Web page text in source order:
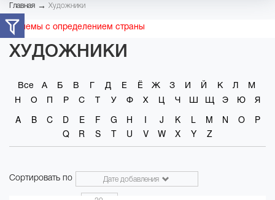
Главная → Художники
Проблемы с определением страны
ХУДОЖНИКИ
Все А Б В Г Д Е Ё Ж З И Й К Л
М
Н
О П Р С Т У Ф Х Ц Ч Ш Щ Э Ю
Я
A
B C D E F G H I J K L M N O
P
Q
R S T U V W X Y Z
Сортировать по Дате добавления